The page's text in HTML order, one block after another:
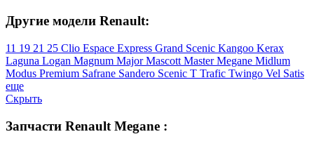
Другие модели Renault:
11 19 21 25 Clio Espace Express Grand Scenic Kangoo Kerax
Laguna Logan Magnum MajorMascott MasterMegane Midlum
Modus Premium Safrane Sandero Scenic T Trafic Twingo Vel Satis
еще
Скрыть
Запчасти Renault Megane :